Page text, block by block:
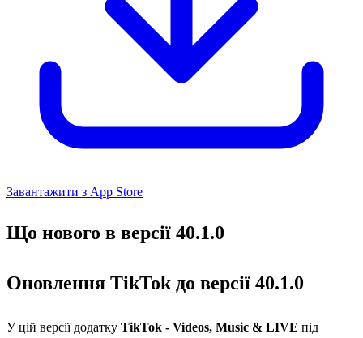
Завантажити з App Store
Що нового в версії 40.1.0
Оновлення TikTok до версії 40.1.0
У цій версії додатку TikTok - Videos, Music & LIVE під